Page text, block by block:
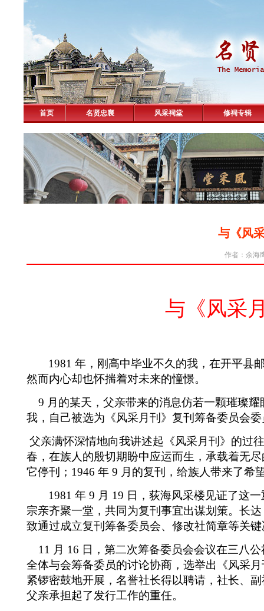
首页 名贤忠襄 风采祠堂 修祠专辑
与《风
作者：余海
与《风采
1981年，刚高中毕业不久的我，在开平县
然而内心却也怀揣着对未来的憧憬。
9 月的某天，父亲带来的消息仿若一颗璀璨
我，自己被选为《风采月刊》复刊筹备委员会
父亲满怀深情地向我讲述起《风采月刊》的过
春，在族人的殷切期盼中应运而生，承载着无
它停刊； 1946 年 9 月的复刊，给族人带来了希
1981年 9 月 19 日，荻海风采楼见证了这
宗亲齐聚一堂，共同为复刊事宜出谋划策。长达
致通过成立复刊筹备委员会、修改社简章等关
11
月 16 日，第二次筹备委员会会议在三八
全体与会筹备委员的讨论协商，选举出《风采
紧锣密鼓地开展，名誉社长得以聘请，社长、
父亲承担起了发行工作的重任。